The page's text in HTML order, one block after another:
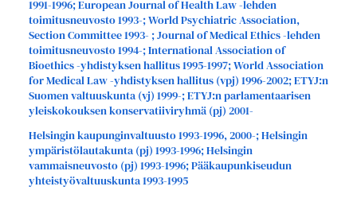
1991-1996; European Journal of Health Law -lehden
toimitusneuvosto 1993-; World Psychiatric Association,
Section Committee 1993- ; Journal of Medical Ethics -lehden
toimitusneuvosto 1994-; International Association of
Bioethics -yhdistyksen hallitus 1995-1997; World Association
for Medical Law -yhdistyksen hallitus (vpj) 1996-2002; ETYJ:n
Suomen valtuuskunta (vj) 1999-; ETYJ:n parlamentaarisen
yleiskokouksen konservatiiviryhmä (pj) 2001-
Helsingin kaupunginvaltuusto 1993-1996, 2000-; Helsingin
ympäristölautakunta (pj) 1993-1996; Helsingin
vammaisneuvosto (pj) 1993-1996; Pääkaupunkiseudun
yhteistyövaltuuskunta 1993-1995